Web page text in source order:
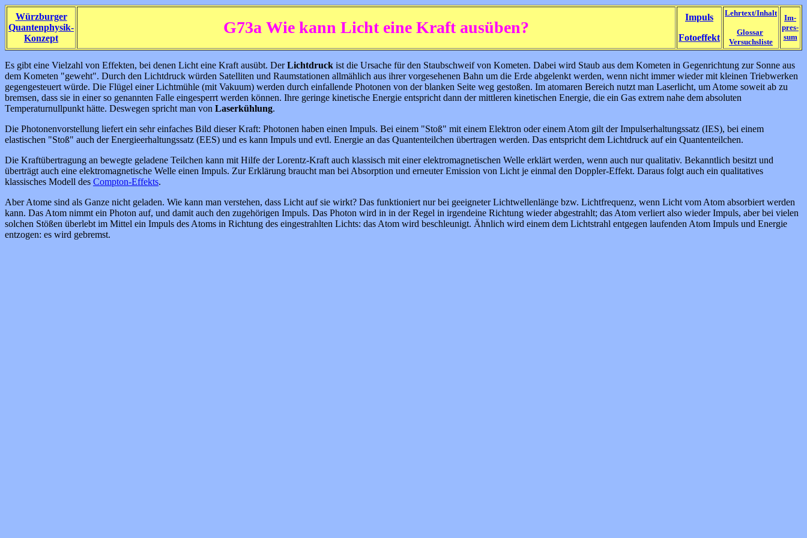
Würzburger
Quantenphysik-
Konzept
G73a Wie kann Licht eine Kraft ausüben?
Impuls
Fotoeffekt
Lehrtext/Inhalt
Glossar
Versuchsliste
Im-
pres-
sum
Es gibt eine Vielzahl von Effekten, bei denen Licht eine Kraft ausübt. DerLichtdruck ist die Ursache für den Staubschweif von Kometen. Dabei wird Staub aus dem Kometen in Gegenrichtung zur Sonne aus
dem Kometen "geweht". Durch den Lichtdruck würden Satelliten und Raumstationen allmählich aus ihrer vorgesehenen Bahn um die Erde abgelenkt werden, wenn nicht immer wieder mit kleinen Triebwerken
gegengesteuert würde. Die Flügel einer Lichtmühle (mit Vakuum) werden durch einfallende Photonen von der blanken Seite weg gestoßen. Im atomaren Bereich nutzt man Laserlicht, um Atome soweit ab zu
bremsen, dass sie in einer so genannten Falle eingesperrt werden können. Ihre geringe kinetische Energie entspricht dann der mittleren kinetischen Energie, die ein Gas extrem nahe dem absoluten
Temperaturnullpunkt hätte. Deswegen spricht man von Laserkühlung.
Die Photonenvorstellung liefert ein sehr einfaches Bild dieser Kraft: Photonen haben einen Impuls. Bei einem "Stoß" mit einem Elektron oder einem Atom gilt der Impulserhaltungssatz (IES), bei einem
elastischen "Stoß" auch der Energieerhaltungssatz (EES) und es kann Impuls und evtl. Energie an das Quantenteilchen übertragen werden. Das entspricht dem Lichtdruck auf ein Quantenteilchen.
Die Kraftübertragung an bewegte geladene Teilchen kann mit Hilfe der Lorentz-Kraft auch klassisch mit einer elektromagnetischen Welle erklärt werden, wenn auch nur qualitativ. Bekanntlich besitzt und
überträgt auch eine elektromagnetische Welle einen Impuls. Zur Erklärung braucht man bei Absorption und erneuter Emission von Licht je einmal den Doppler-Effekt. Daraus folgt auch ein qualitatives
klassisches Modell des Compton-Effekts.
Aber Atome sind als Ganze nicht geladen. Wie kann man verstehen, dass Licht auf sie wirkt? Das funktioniert nur bei geeigneter Lichtwellenlänge bzw. Lichtfrequenz, wenn Licht vom Atom absorbiert werden
kann. Das Atom nimmt ein Photon auf, und damit auch den zugehörigen Impuls. Das Photon wird in in der Regel in irgendeine Richtung wieder abgestrahlt; das Atom verliert also wieder Impuls, aber bei vielen
solchen Stößen überlebt im Mittel ein Impuls des Atoms in Richtung des eingestrahlten Lichts: das Atom wird beschleunigt. Ähnlich wird einem dem Lichtstrahl entgegen laufenden Atom Impuls und Energie
entzogen: es wird gebremst.